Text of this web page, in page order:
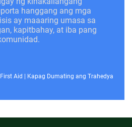
hanggang ang mga
ay maaaring umasa sa
kapitbahay, at iba pang
Aid | Kapag Dumating ang Trahedya